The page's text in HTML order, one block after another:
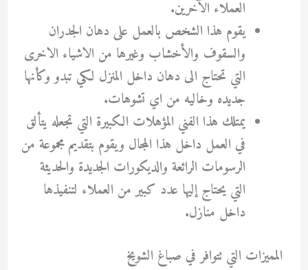
العملاء الآخرين.
يقوم هذا الشخص بالعمل على دهان الجدران
والسقوف والأخشاب وغيرها من الاشياء الاخرى
التي تحتاج الى دهان داخل المنزل لكي تبدو وكأنها
جديده وخاليه من اي تشوهات.
يمتلك هذا الفني المؤهلات الكبيرة التي تجعله يتألق
في العمل داخل هذا المجال ويقوم بتقديم مجموعة من
الرسومات الرائعة والديكورات الجديدة والحديثة
التي يحتاج إليها عدد كبير من العملاء لتنفيذها
داخل منازل.
المميزات التي تتوافر في صباغ الشويخ